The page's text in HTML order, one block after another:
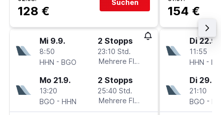
128 €
Suchen
Mi 9.9.
8:50
HHN - BGO
2 Stopps
23:10 Std.
Mehrere Fluglinien
Mo 21.9.
13:20
BGO - HHN
2 Stopps
25:40 Std.
Mehrere Fluglinien
154 €
Di 22.9.
11:55
HHN -
Di 29.9.
21:10
BGO -